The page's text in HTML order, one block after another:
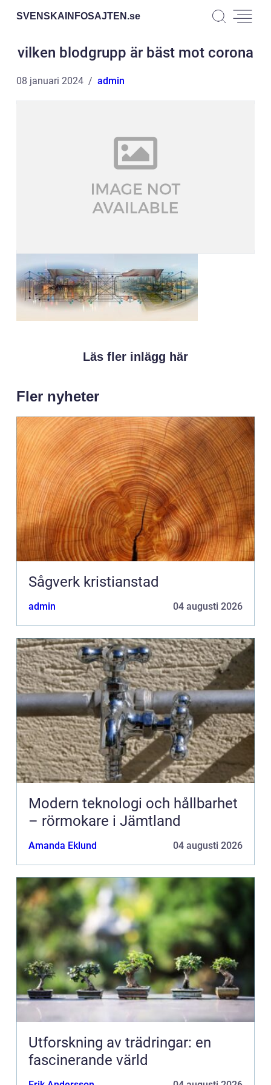
SVENSKAINFOSAJTEN.se
vilken blodgrupp är bäst mot corona
08 januari 2024 admin
Läs fler inlägg här
Fler nyheter
Sågverk kristianstad
admin 04 augusti 2026
Modern teknologi och hållbarhet
– rörmokare i Jämtland
Amanda Eklund 04 augusti 2026
Utforskning av trädringar: en
fascinerande värld